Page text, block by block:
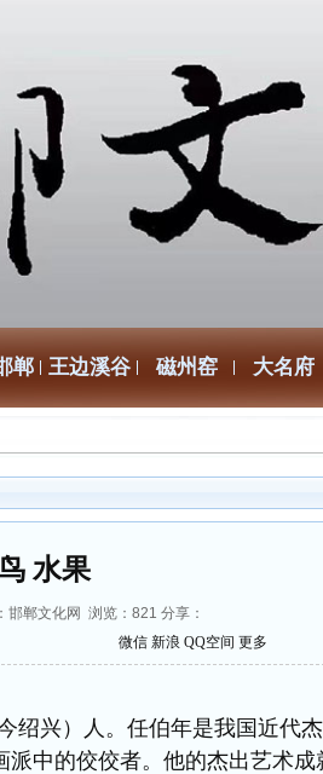
郸 王边溪谷 磁州窑 大名府
水果
郸文化网 浏览： 821 分享：
微信 新浪 QQ空间 更多
兴）人。任伯年是我国近代
派中的佼佼者。他的杰出艺术成